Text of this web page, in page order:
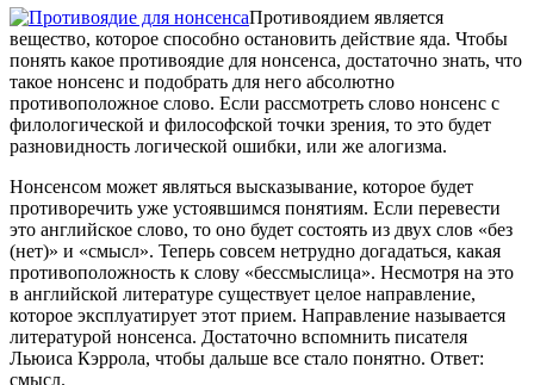
Противоядием является
вещество, которое способно остановить действие яда. Чтобы
понять какое противоядие для нонсенса, достаточно знать, что
такое нонсенс и подобрать для него абсолютно
противоположное слово. Если рассмотреть слово нонсенс с
филологической и философской точки зрения, то это будет
разновидность логической ошибки, или же алогизма.
Нонсенсом может являться высказывание, которое будет
противоречить уже устоявшимся понятиям. Если перевести
это английское слово, то оно будет состоять из двух слов «без
(нет)» и «смысл». Теперь совсем нетрудно догадаться, какая
противоположность к слову «бессмыслица». Несмотря на это
в английской литературе существует целое направление,
которое эксплуатирует этот прием. Направление называется
литературой нонсенса. Достаточно вспомнить писателя
Льюиса Кэррола, чтобы дальше все стало понятно. Ответ:
смысл.